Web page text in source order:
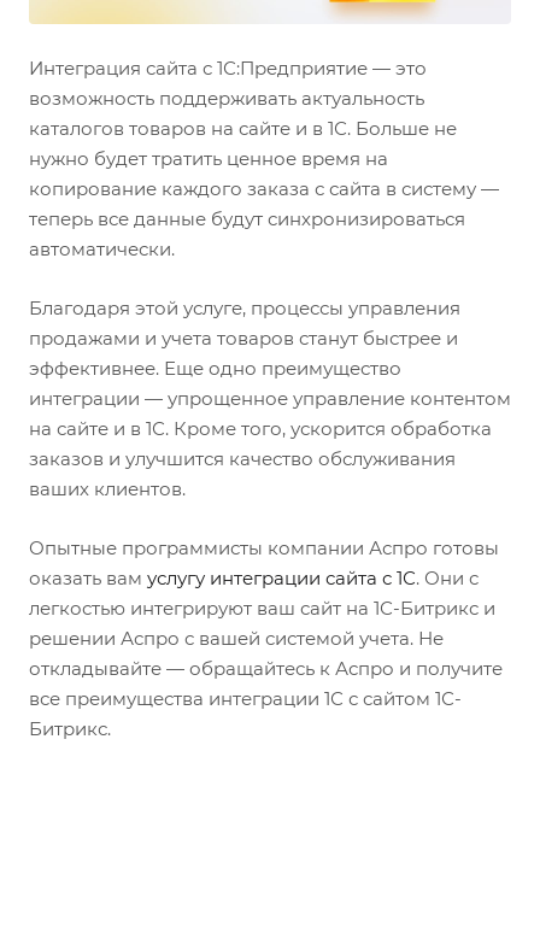
Интеграция сайта с 1С:Предприятие — это
возможность поддерживать актуальность
каталогов товаров на сайте и в 1С. Больше не
нужно будет тратить ценное время на
копирование каждого заказа с сайта в систему —
теперь все данные будут синхронизироваться
автоматически.
Благодаря этой услуге, процессы управления
продажами и учета товаров станут быстрее и
эффективнее. Еще одно преимущество
интеграции — упрощенное управление контентом
на сайте и в 1С. Кроме того, ускорится обработка
заказов и улучшится качество обслуживания
ваших клиентов.
Опытные программисты компании Аспро готовы
оказать вам услугу интеграции сайта с 1С. Они с
легкостью интегрируют ваш сайт на 1С-Битрикс и
решении Аспро с вашей системой учета. Не
откладывайте — обращайтесь к Аспро и получите
все преимущества интеграции 1С с сайтом 1С-
Битрикс.